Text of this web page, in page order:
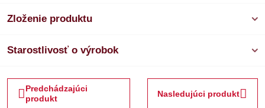
Zloženie produktu
Starostlivosť o výrobok
Predchádzajúci
produkt
Nasledujúci produkt